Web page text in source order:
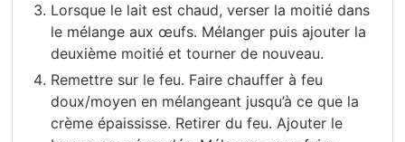
Lorsque le lait est chaud, verser la moitié dans
le mélange aux œufs. Mélanger puis ajouter la
deuxième moitié et tourner de nouveau.
Remettre sur le feu. Faire chauffer à feu
doux/moyen en mélangeant jusqu’à ce que la
crème épaississe. Retirer du feu. Ajouter le